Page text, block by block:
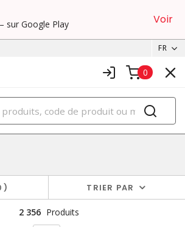
sur Google Play
Voir
FR
0
PRODUITS
TRIER PAR
2 356 Produits